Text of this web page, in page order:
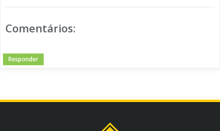
Comentários:
Responder